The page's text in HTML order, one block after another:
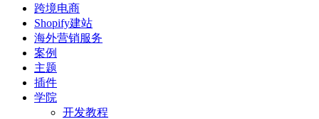
跨境电商
Shopify建站
海外营销服务
案例
主题
插件
学院
开发教程